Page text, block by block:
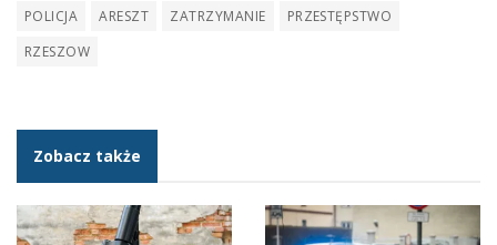
POLICJA
ARESZT ZATRZYMANIE
PRZESTĘPSTWO
RZESZOW
Zobacz także